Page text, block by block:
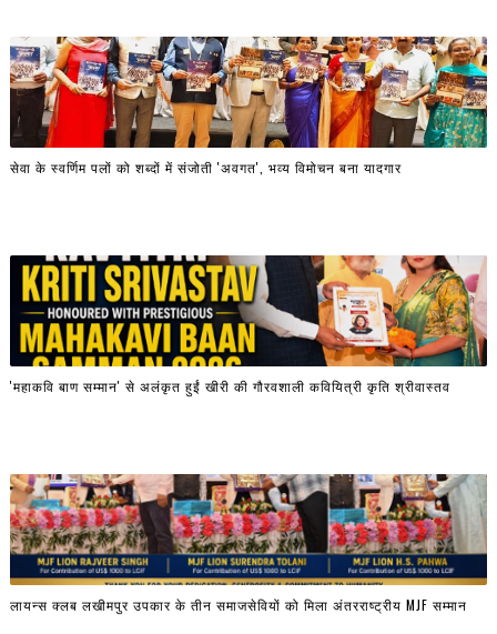
सेवा के स्वर्णिम पलों को शब्दों में संजोती 'अवगत', भव्य विमोचन बना यादगार
'महाकवि बाण सम्मान' से अलंकृत हुईं खीरी की गौरवशाली कवियित्री कृति श्रीवास्तव
लायन्स क्लब लखीमपुर उपकार के तीन समाजसेवियों को मिला अंतरराष्ट्रीय MJF सम्मान